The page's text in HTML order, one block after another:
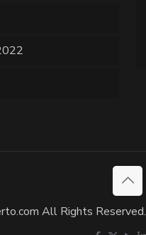
All Rights Reserved.